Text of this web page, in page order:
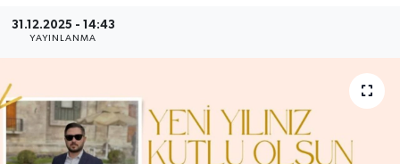
31.12.2025 - 14:43
YAYINLANMA